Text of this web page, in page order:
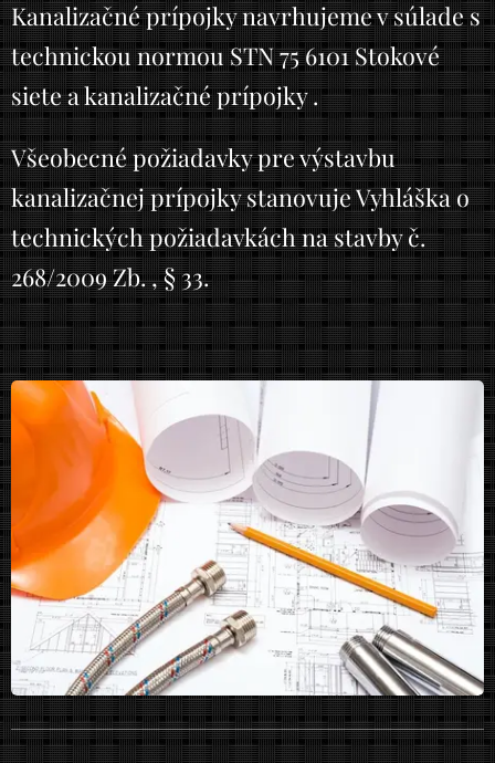
Kanalizačné prípojky navrhujeme v súlade s
technickou normou STN 75 6101 Stokové
siete a kanalizačné prípojky .
Všeobecné požiadavky pre výstavbu
kanalizačnej prípojky stanovuje Vyhláška o
technických požiadavkách na stavby č.
268/2009 Zb. , § 33.